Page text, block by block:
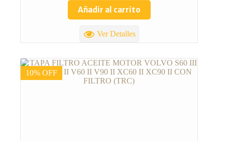
Añadir al carrito
Ver Detalles
10% OFF